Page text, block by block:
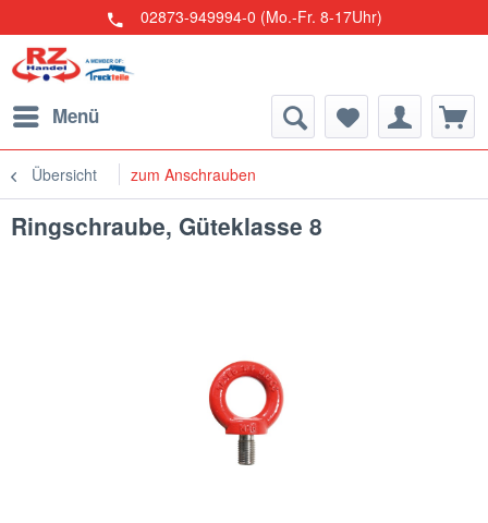
02873-949994-0 (Mo.-Fr. 8-17Uhr)
Menü
Übersicht zum Anschrauben
Ringschraube, Güteklasse 8